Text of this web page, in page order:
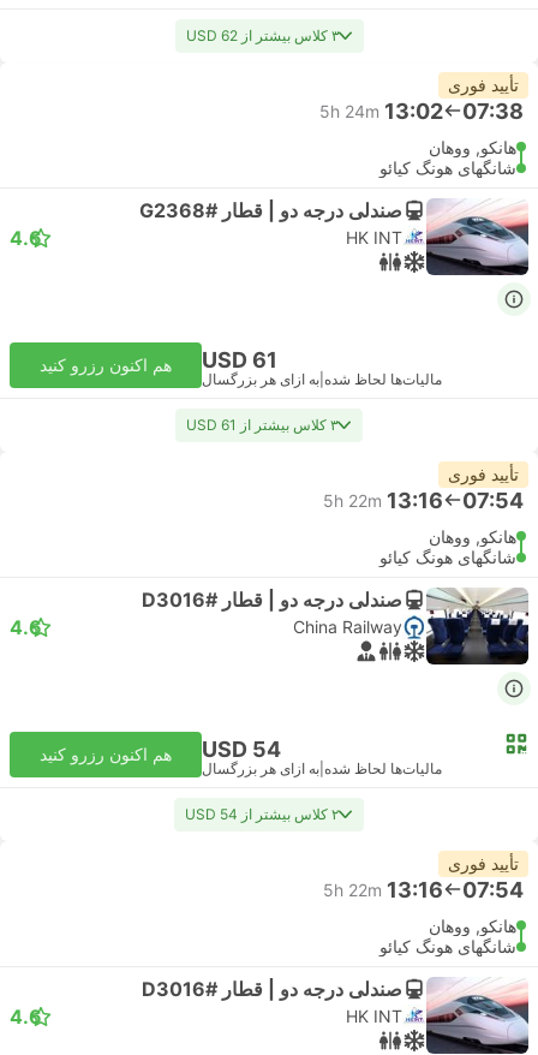
۳ کلاس بیشتر از USD 62
تأیید فوری
07:38
13:02
5h 24m
هانکو, ووهان
شانگهای هونگ کیائو
صندلی درجه دو | قطار #G2368
HK INT
4.6
USD 61
مالیات‌ها لحاظ شده به ازای هر بزرگسال
هم اکنون رزرو کنید
۳ کلاس بیشتر از USD 61
تأیید فوری
07:54
13:16
5h 22m
هانکو, ووهان
شانگهای هونگ کیائو
صندلی درجه دو | قطار #D3016
China Railway
4.6
USD 54
مالیات‌ها لحاظ شده به ازای هر بزرگسال
هم اکنون رزرو کنید
۲ کلاس بیشتر از USD 54
تأیید فوری
07:54
13:16
5h 22m
هانکو, ووهان
شانگهای هونگ کیائو
صندلی درجه دو | قطار #D3016
HK INT
4.6